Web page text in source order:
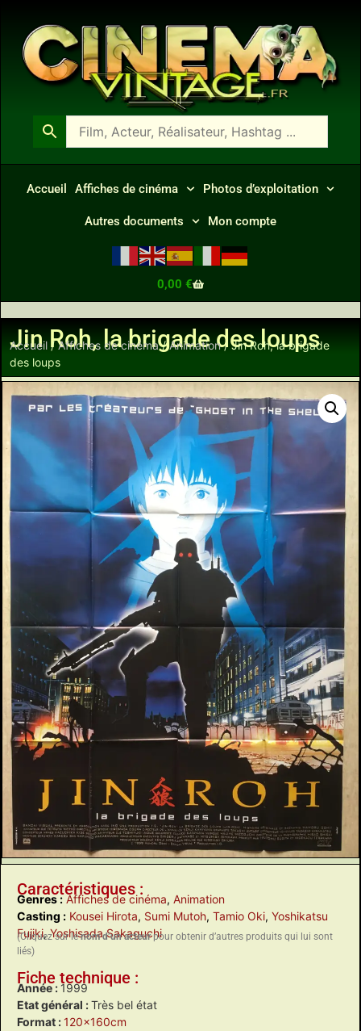
Accueil Affiches de cinéma Photos d’exploitation
Autres documents Mon compte
0,00 €
Jin Roh, la brigade des loups
Accueil /Affiches de cinéma/Animation/ Jin Roh, la brigade
des loups
Caractéristiques :
Genres : Affiches de cinéma, Animation
Casting : Kousei Hirota, Sumi Mutoh, Tamio Oki, Yoshikatsu
Fujiki,Yoshisada Sakaguchi
(Cliquez sur lenom d’un acteurpour obtenir d’autres produits qui lui sont
liés)
Fiche technique :
Année : 1999
Etat général :Très bel état
Format :120x160cm